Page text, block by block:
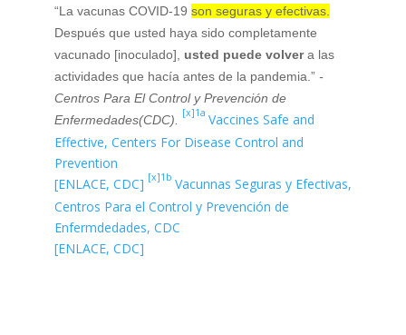
[ENLACE, FDA]
(Hoja de Información Para Recipientes y Cuidadores),
FDA
AstraZeneca| COVID-19 Vaccine AstraZeneca,
European Union (Section 6.1)
[az]1
COVID-19 Vaccine
AstraZenenca (section 6.1), European Union
[ENLACE, European Union]
Vacuna COVID-19 AstraZeneca,
6.1)
Janssen (Johnson & Johnson)
Letter of Authorization,
“La vacunas COVID-19 son seguras y efectivas.
Después que usted haya sido completamente
vacunado [inoculado],
usted puede volvera las
actividades que hacía antes de la pandemia.” -
CentrosPara El Control yPrevención de
Enfermedades(CDC) [x]1a Vaccines Safe and
Effective, Centers For Disease Control and
Prevention
[ENLACE, CDC] [x]1b Vacunnas Seguras y Efectivas,
Centros Para el Control y Prevención de
Enfermdedades, CDC
[ENLACE, CDC]